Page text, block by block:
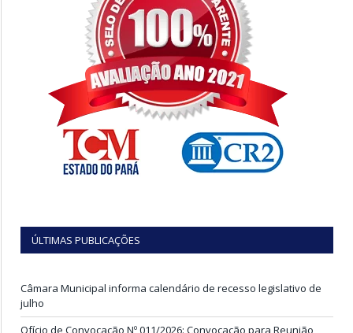
ÚLTIMAS PUBLICAÇÕES
Câmara Municipal informa calendário de recesso legislativo de
julho